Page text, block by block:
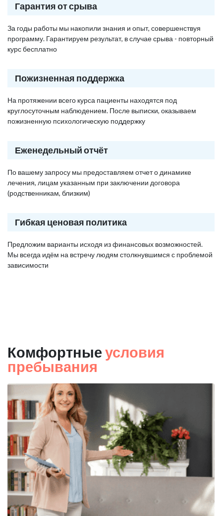
Гарантия от срыва
За годы работы мы накопили знания и опыт, совершенствуя
программу. Гарантируем результат, в случае срыва - повторный
курс бесплатно
Пожизненная поддержка
На протяжении всего курса пациенты находятся под
круглосуточным наблюдением. После выписки, оказываем
пожизненную психологическую поддержку
Еженедельный отчёт
По вашему запросу мы предоставляем отчет о динамике
лечения, лицам указанным при заключении договора
(родственникам, близким)
Гибкая ценовая политика
Предложим варианты исходя из финансовых возможностей.
Мы всегда идём на встречу людям столкнувшимся с проблемой
зависимости
Комфортные условия
пребывания